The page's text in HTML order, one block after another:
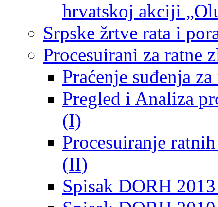
hrvatskoj akciji
Srpske žrtve rata i
Procesuirani za ratne
Praćenje suđenja
Pregled i Analiza
(I)
Procesuiranje
(II)
Spisak DORH